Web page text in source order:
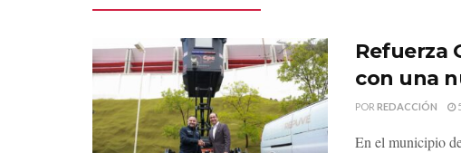
Refuerza
con una
POR REDACCIÓN
En el municipio